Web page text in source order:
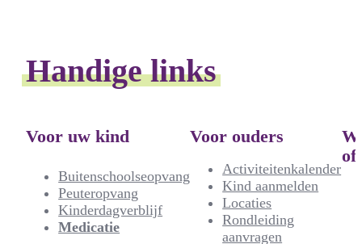
Handige links
Voor uw kind
Buitenschoolseopvang
Peuteropvang
Kinderdagverblijf
Medicatie
Voor ouders
Activiteitenkalender
Kind aanmelden
Locaties
Rondleiding
aanvragen
of